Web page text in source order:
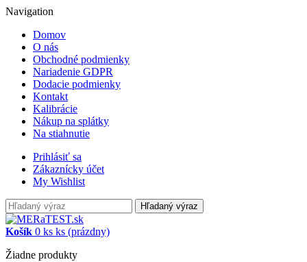
Navigation
Domov
O nás
Obchodné podmienky
Nariadenie GDPR
Dodacie podmienky
Kontakt
Kalibrácie
Nákup na splátky
Na stiahnutie
Prihlásiť sa
Zákaznícky účet
My Wishlist
Hľadaný výraz
Košík 0 ks ks (prázdny)
Žiadne produkty